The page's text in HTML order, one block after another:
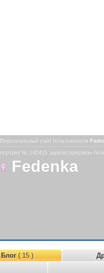
Персональный сайт пользователя
портрет № 240415 зарегистрирован
Fedenka
Блог( 15 )